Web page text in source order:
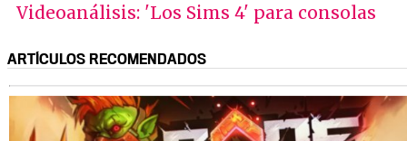
Videoanálisis: 'Los Sims 4' para consolas
ARTÍCULOS RECOMENDADOS